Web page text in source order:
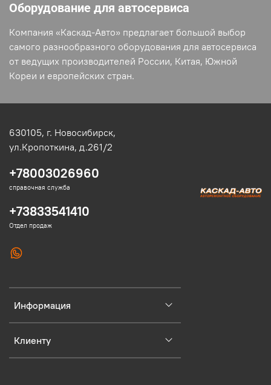
Оборудование для автосервиса
Компания «Каскад-Авто» предлагает большой выбор
самого разнообразного оборудования для автосервиса
от ведущих производителей России, Китая, Южной
Кореи и европейских стран.
Информация
Клиенту
630105, г. Новосибирск,
ул.Кропоткина, д.261/2
+78003026960
справочная служба
+73833541410
Отдел продаж